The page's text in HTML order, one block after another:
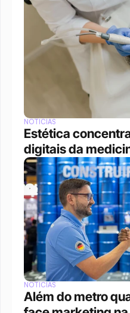
NOTÍCIAS
Estética
digitais da
NOTÍCIAS
Além do metro